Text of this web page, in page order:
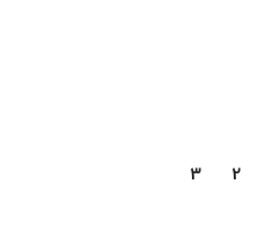
۲ ۳